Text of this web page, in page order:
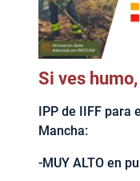
Si ves
IPP de IIFF
Mancha:
-MUY ALTO en